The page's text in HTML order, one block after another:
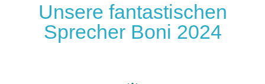
Unsere fantastischen
Sprecher Boni 2024